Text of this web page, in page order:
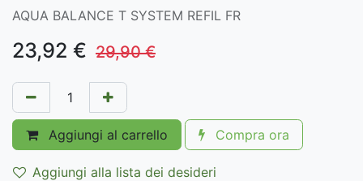
AQUA BALANCE T SYSTEM REFIL FR
23,92 € 29,90€
Aggiungi al carrello Compra ora
Aggiungi alla lista dei desideri